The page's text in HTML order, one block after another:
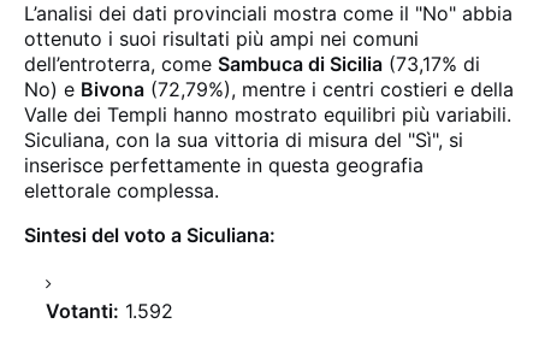
L’analisi dei dati provinciali mostra come il "No" abbia
ottenuto i suoi risultati più ampi nei comuni
dell’entroterra, come Sambuca di Sicilia (73,17% di
No) e Bivona (72,79%), mentre i centri costieri e della
Valle dei Templi hanno mostrato equilibri più variabili.
Siculiana, con la sua vittoria di misura del "Sì", si
inserisce perfettamente in questa geografia
elettorale complessa.
Sintesi del voto a Siculiana:
Votanti: 1.592